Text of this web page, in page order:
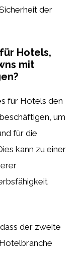
der
Hotels,
mit
für Hotels den
um
für die
kann zu einer
der zweite